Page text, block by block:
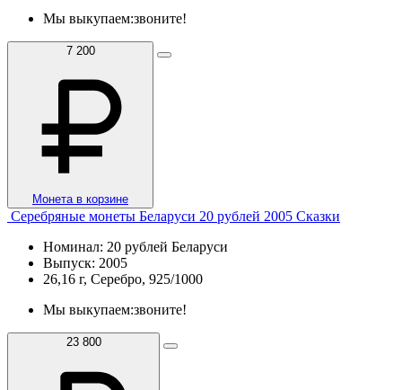
Мы выкупаем:звоните!
7 200
Монета в корзине
Серебряные монеты Беларуси 20 рублей 2005 Сказки
Номинал: 20 рублей Беларуси
Выпуск: 2005
26,16 г, Серебро, 925/1000
Мы выкупаем:звоните!
23 800